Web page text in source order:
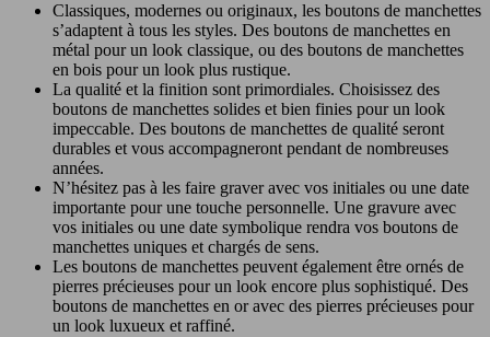
Classiques, modernes ou originaux, les boutons de manchettes
s’adaptent à tous les styles. Des boutons de manchettes en
métal pour un look classique, ou des boutons de manchettes
en bois pour un look plus rustique.
La qualité et la finition sont primordiales. Choisissez des
boutons de manchettes solides et bien finies pour un look
impeccable. Des boutons de manchettes de qualité seront
durables et vous accompagneront pendant de nombreuses
années.
N’hésitez pas à les faire graver avec vos initiales ou une date
importante pour une touche personnelle. Une gravure avec
vos initiales ou une date symbolique rendra vos boutons de
manchettes uniques et chargés de sens.
Les boutons de manchettes peuvent également être ornés de
pierres précieuses pour un look encore plus sophistiqué. Des
boutons de manchettes en or avec des pierres précieuses pour
un look luxueux et raffiné.